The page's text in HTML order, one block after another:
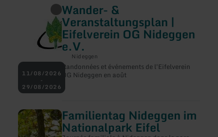
11/08/2026
-
29/08/2026
Wander- &
Veranstaltungsplan |
Eifelverein OG Nideggen
e.V.
Nideggen
Randonnées et événements de l'Eifelverein
OG Nideggen en août
Wander-
Veranstaltungsplan
Eifelverein
OG
Nideggen
Familientag Nideggen im
Nationalpark Eifel
en
savoir
plus